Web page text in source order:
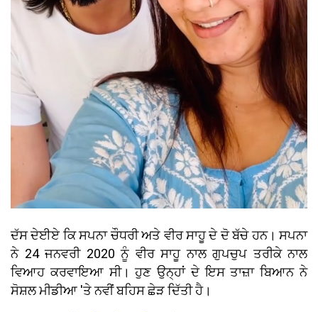
ਦੱਸ ਦੇਈਏ ਕਿ ਸਪਨਾ ਚੌਧਰੀ ਅਤੇ ਵੀਰ ਸਾਹੂ ਦੇ ਦੋ ਬੱਚੇ ਹਨ। ਸਪਨਾ
ਨੇ 24 ਜਨਵਰੀ 2020 ਨੂੰ ਵੀਰ ਸਾਹੂ ਨਾਲ ਗੁਪਚੁਪ ਤਰੀਕੇ ਨਾਲ
ਵਿਆਹ ਕਰਵਾਇਆ ਸੀ। ਹੁਣ ਉਨ੍ਹਾਂ ਦੇ ਇਸ ਤਾਜ਼ਾ ਬਿਆਨ ਨੇ
ਸੋਸ਼ਲ ਮੀਡੀਆ 'ਤੇ ਨਵੀਂ ਬਹਿਸ ਛੇੜ ਦਿੱਤੀ ਹੈ।